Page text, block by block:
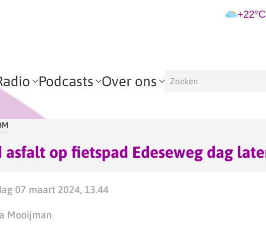
+22°C
Podcasts Over ons
asfalt op fietspad Edeseweg dag
07 maart 2024, 13.44
Mooijman